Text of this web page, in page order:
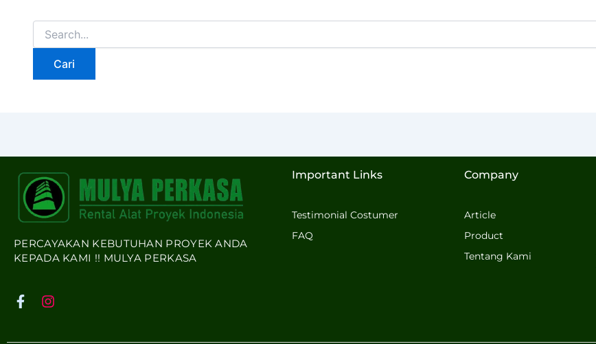
PERCAYAKAN KEBUTUHAN PROYEK ANDA
KEPADA KAMI !! MULYA PERKASA
F
I
Important Links
Testimonial Costumer
FAQ
Company
Article
Product
Tentang Kami